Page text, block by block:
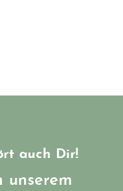
auch Dir!
unserem